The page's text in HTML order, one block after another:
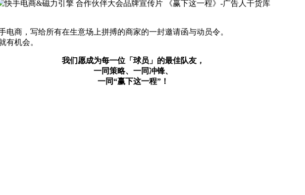
商，写给所有在生意场上拼搏的商家的一封邀请函与动员令。
机会。
我们愿成为每一位「球员」的最佳队友，
一同策略、一同冲锋、
一同“赢下这一程”！